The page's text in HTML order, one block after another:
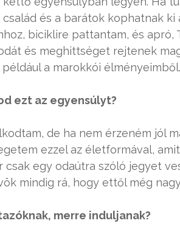
és a barátok kophatnak
biciklire pattantam, és
és meghittséget rejtenek
a marokkói élményeimből.
ezt az egyensúlyt?
de ha nem érzeném jól
ezzel az életformával,
csak egy odaútra szóló jegyet
mindig rá, hogy ettől még
merre induljanak?